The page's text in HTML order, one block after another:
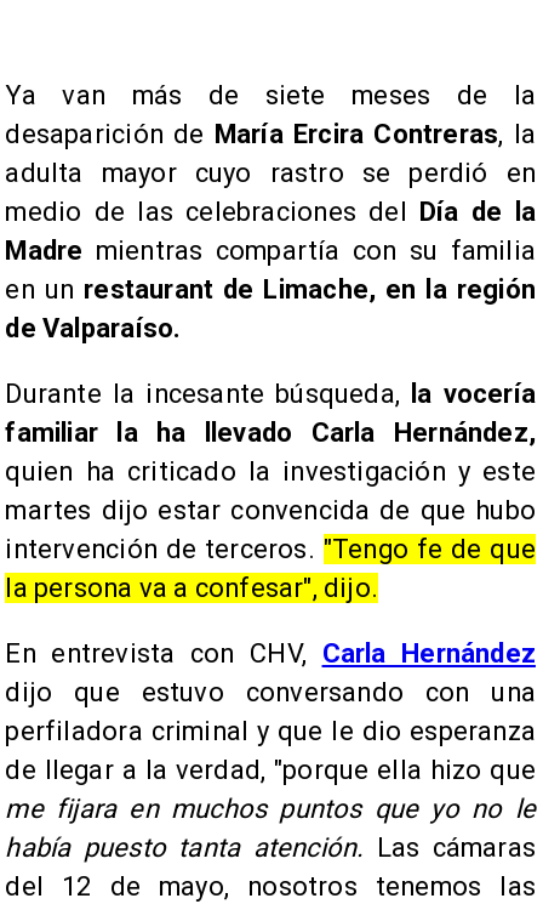
Ya van más de siete meses de la
desaparición de María Ercira Contreras, la
adulta mayor cuyo rastro se perdió en
medio de las celebraciones del
Día de la
Madre mientras compartía con su familia
en un restaurant de Limache, en la región
de Valparaíso.
Durante la incesante búsqueda,
la vocería
familiar la ha llevado Carla Hernández,
quien ha criticado la investigación y este
martes dijo estar convencida de que hubo
intervención de terceros. "Tengo fe de que
la persona va a confesar", dijo.
En entrevista con CHV, Carla Hernández
dijo que estuvo conversando con una
perfiladora criminal y que le dio esperanza
de llegar a la verdad, "porque ella hizo que
me fijara en muchos puntos que yo no le
había puesto tanta atención. Las cámaras
del 12 de mayo, nosotros tenemos las